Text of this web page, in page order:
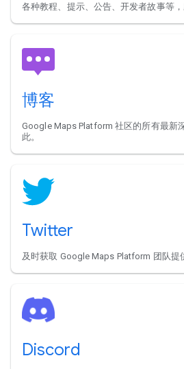
各种教程、提示、公告、开发者故事等，
博客
Google Maps Platform 社区的所有最新
此。
Twitter
及时获取 Google Maps Platform 团队提
Discord